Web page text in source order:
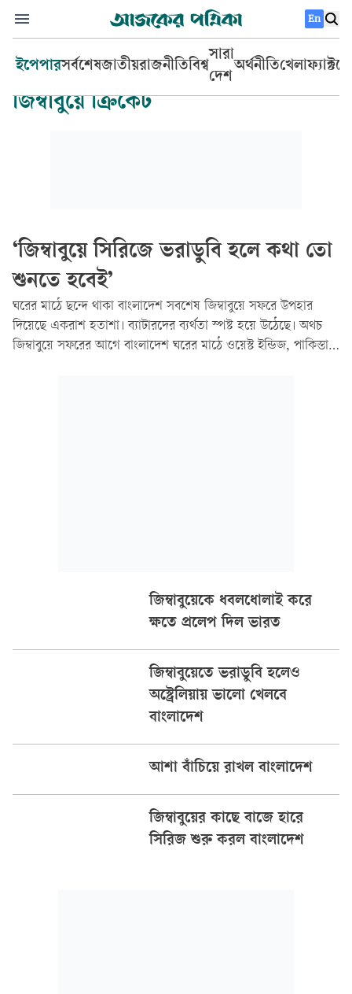
En
ইপেপারসর্বশেষজাতীয়রাজনীতিবিশ্ব
সারা
দেশ
অর্থনীতিখেলা
জিম্বাবুয়ে ক্রিকেট
‘জিম্বাবুয়ে সিরিজে ভরাডুবি হলে কথা তো
শুনতে হবেই’
ঘরের মাঠে ছন্দে থাকা বাংলাদেশ সবশেষ জিম্বাবুয়ে সফরে উপহার
দিয়েছে একরাশ হতাশা। ব্যাটারদের ব্যর্থতা স্পষ্ট হয়ে উঠেছে। অথচ
জিম্বাবুয়ে সফরের আগে বাংলাদেশ ঘরের মাঠে ওয়েস্ট ইন্ডিজ, পাকিস্তান,
জিম্বাবুয়েকে ধবলধোলাই করে
ক্ষতে প্রলেপ দিল ভারত
জিম্বাবুয়েতে ভরাডুবি হলেও
অস্ট্রেলিয়ায় ভালো খেলবে
বাংলাদেশ
আশা বাঁচিয়ে রাখল বাংলাদেশ
জিম্বাবুয়ের কাছে বাজে হারে
সিরিজ শুরু করল বাংলাদেশ